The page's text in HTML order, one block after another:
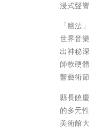
浸式聲
「幽法
世界音
出神秘
師軟硬
響藝術
縣長饒
的多元
美術館